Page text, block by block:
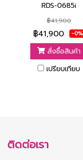
RDS-0685i
฿41,900
฿41,900 -0%
สั่งซื้อสินค้า
เปรียบเทียบ
ติดต่อเรา